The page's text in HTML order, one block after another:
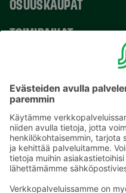
OSUUSKAUPAT
TOIMIPAIKAT
Sähköpostiosoitteet S-
etunimi.sukunimi@sok.fi